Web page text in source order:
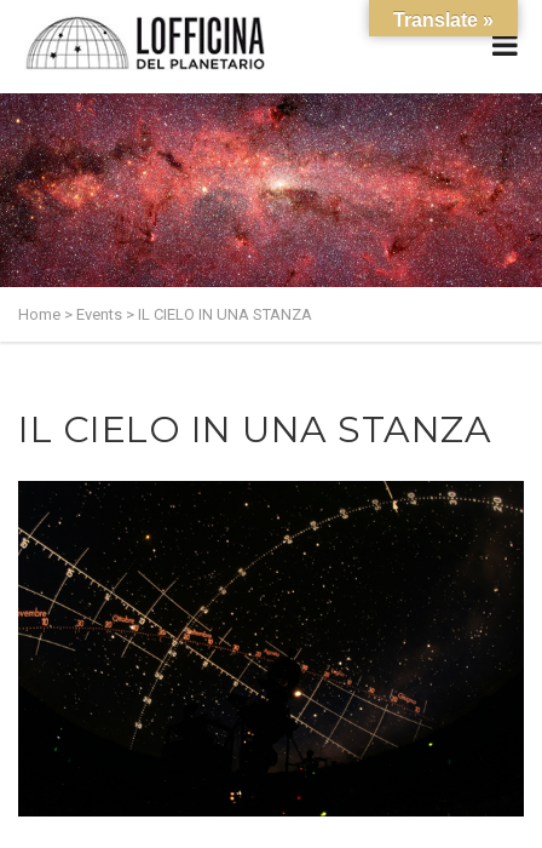
Home > Events > IL CIELO IN UNA STANZA
IL CIELO IN UNA STANZA
Translate »